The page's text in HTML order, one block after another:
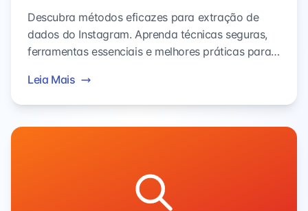
Descubra métodos eficazes para extração de
dados do Instagram. Aprenda técnicas seguras,
ferramentas essenciais e melhores práticas para
Leia Mais